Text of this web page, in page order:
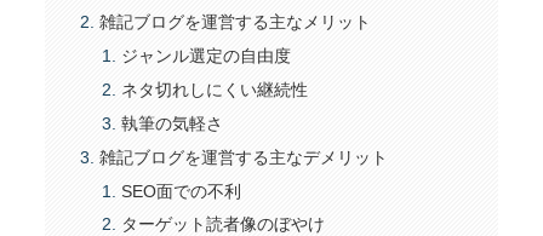
雑記ブログを運営する主なメリット
ジャンル選定の自由度
ネタ切れしにくい継続性
執筆の気軽さ
雑記ブログを運営する主なデメリット
SEO面での不利
ターゲット読者像のぼやけ